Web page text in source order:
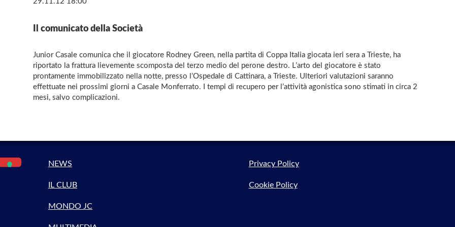
Il comunicato della Società
Junior Casale comunica che il giocatore Rodney Green, nella partita di Coppa Italia giocata ieri sera a Trieste, ha
riportato la frattura lievemente scomposta del terzo medio del perone destro. L’arto del giocatore è stato
prontamente immobilizzato nella notte, presso l’Ospedale di Cattinara, a Trieste. Ulteriori valutazioni saranno
effettuate nei prossimi giorni a Casale Monferrato. I tempi di recupero per l’attività agonistica sono stimati in circa 2
mesi, salvo complicazioni.
NEWS
IL CLUB
MONDO JC
Privacy Policy
Cookie Policy